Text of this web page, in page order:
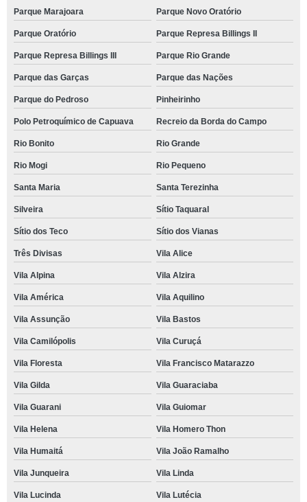
Parque Marajoara Parque Novo Oratório
Parque Oratório Parque Represa Billings II
Parque Represa Billings III Parque Rio Grande
Parque das Garças Parque das Nações
Parque do Pedroso Pinheirinho
Polo Petroquímico de Capuava Recreio da Borda do Campo
Rio Bonito Rio Grande
Rio Mogi Rio Pequeno
Santa Maria Santa Terezinha
Silveira Sítio Taquaral
Sítio dos Teco Sítio dos Vianas
Três Divisas Vila Alice
Vila Alpina Vila Alzira
Vila América Vila Aquilino
Vila Assunção Vila Bastos
Vila Camilópolis Vila Curuçá
Vila Floresta Vila Francisco Matarazzo
Vila Gilda Vila Guaraciaba
Vila Guarani Vila Guiomar
Vila Helena Vila Homero Thon
Vila Humaitá Vila João Ramalho
Vila Junqueira Vila Linda
Vila Lucinda Vila Lutécia